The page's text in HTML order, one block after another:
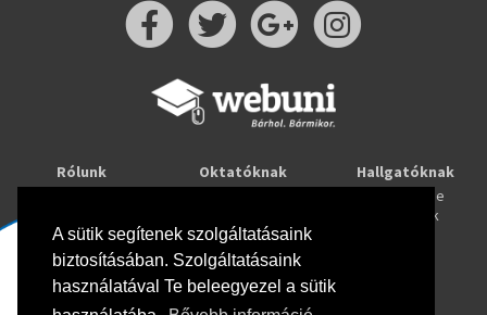
A sütik segítenek szolgáltatásaink
biztosításában. Szolgáltatásaink
használatával Te beleegyezel a sütik
Rólunk
Oktatóknak
Webuni Stúdió
Hallgatóknak
Tanulj online
Képzések
Info
Adatkezelési tájékoztató
ÁSZF